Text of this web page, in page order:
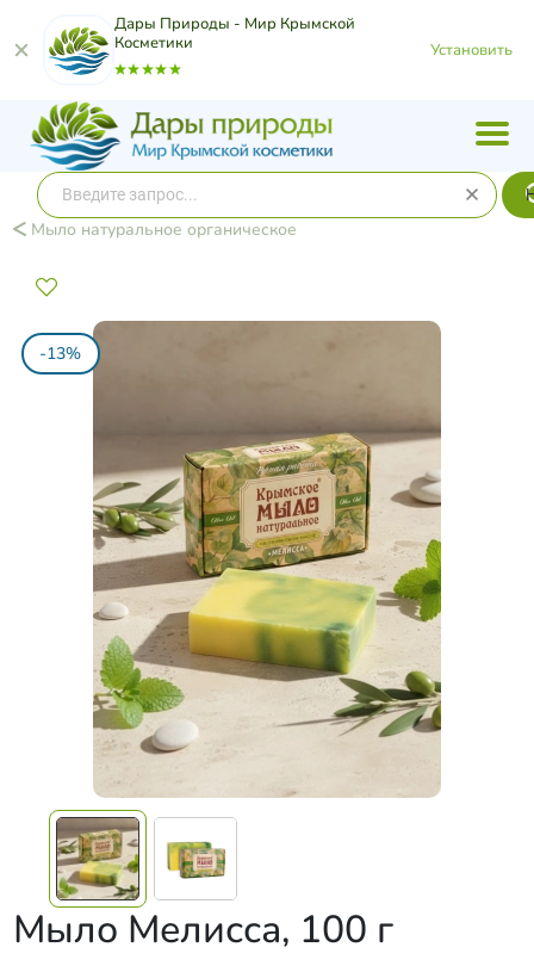
Дары Природы - Мир Крымской
Косметики
Установить
Мыло натуральное органическое
-13%
Мыло Мелисса, 100 г